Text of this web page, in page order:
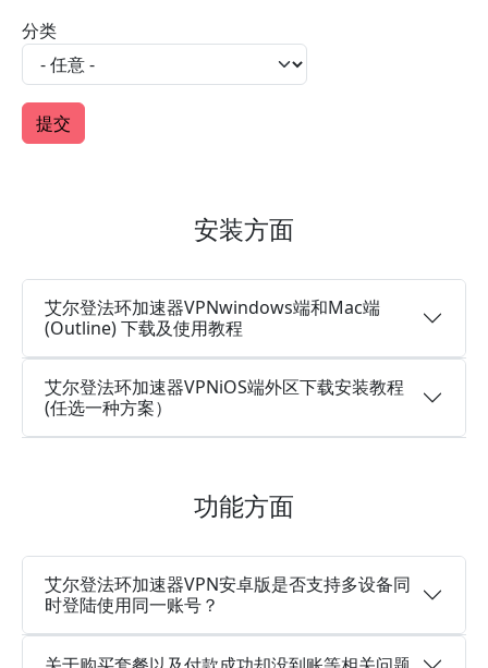
分类
安装方面
艾尔登法环加速器VPNwindows端和Mac端
(Outline) 下载及使用教程
艾尔登法环加速器VPNiOS端外区下载安装教程
(任选一种方案）
功能方面
艾尔登法环加速器VPN安卓版是否支持多设备同
时登陆使用同一账号？